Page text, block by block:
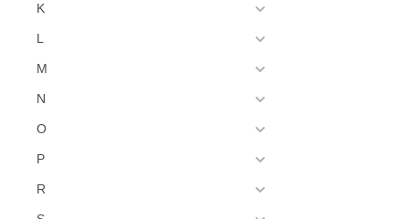
K
L
M
N
O
P
R